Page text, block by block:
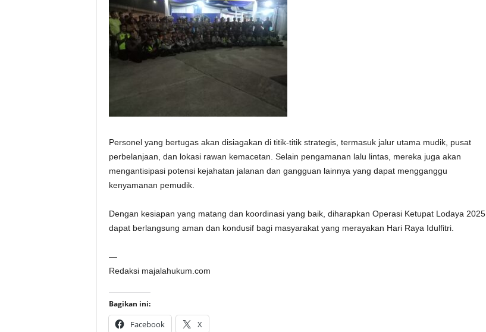
Personel yang bertugas akan disiagakan di titik-titik strategis, termasuk jalur utama mudik, pusat
perbelanjaan, dan lokasi rawan kemacetan. Selain pengamanan lalu lintas, mereka juga akan
mengantisipasi potensi kejahatan jalanan dan gangguan lainnya yang dapat mengganggu
kenyamanan pemudik.
Dengan kesiapan yang matang dan koordinasi yang baik, diharapkan Operasi Ketupat Lodaya 2025
dapat berlangsung aman dan kondusif bagi masyarakat yang merayakan Hari Raya Idulfitri.
—
Redaksi majalahukum.com
Bagikan ini:
Facebook X